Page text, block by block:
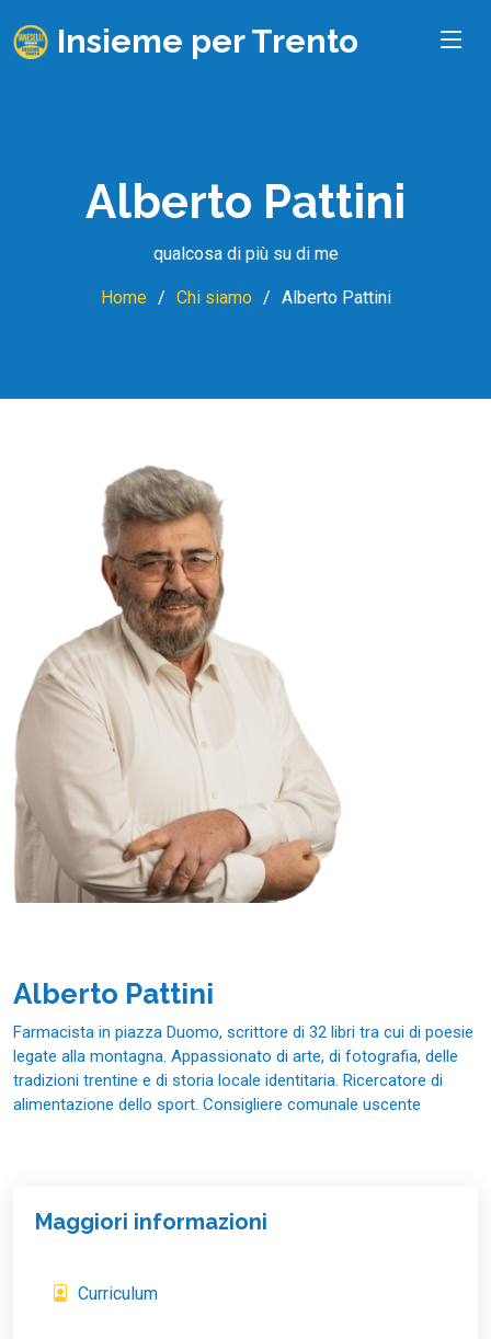
Insieme per Trento
Alberto Pattini
qualcosa di più su di me
Home Chi siamo Alberto Pattini
Alberto Pattini
Farmacista in piazza Duomo, scrittore di 32 libri tra cui di poesie
legate alla montagna. Appassionato di arte, di fotografia, delle
tradizioni trentine e di storia locale identitaria. Ricercatore di
alimentazione dello sport. Consigliere comunale uscente
Maggiori informazioni
Curriculum